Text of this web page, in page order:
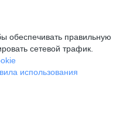
обеспечивать правильную
сетевой трафик.
использования